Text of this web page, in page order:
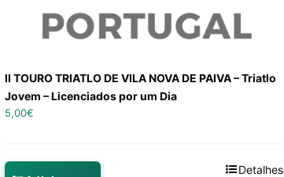
II TOURO TRIATLO DE VILA NOVA DE PAIVA – Triatlo
Jovem – Licenciados por um Dia
5,00€
Detalhes